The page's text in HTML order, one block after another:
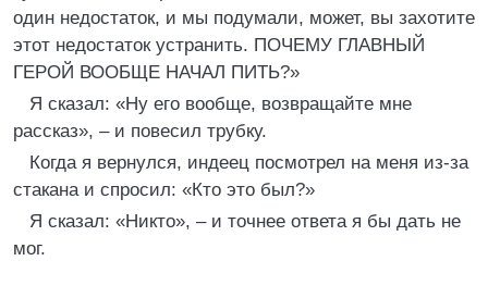
один недостаток, и мы подумали, может, вы захотите
этот недостаток устранить. ПОЧЕМУ ГЛАВНЫЙ
ГЕРОЙ ВООБЩЕ НАЧАЛ ПИТЬ?»
Я сказал: «Ну его вообще, возвращайте мне
рассказ», – и повесил трубку.
Когда я вернулся, индеец посмотрел на меня из-за
стакана и спросил: «Кто это был?»
Я сказал: «Никто», – и точнее ответа я бы дать не
мог.